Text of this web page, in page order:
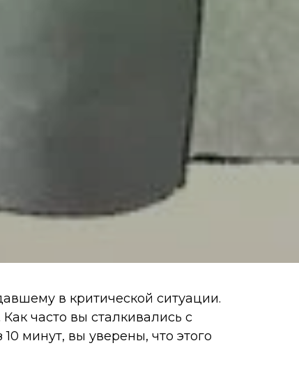
в критической ситуации.
часто вы сталкивались с
минут, вы уверены, что этого